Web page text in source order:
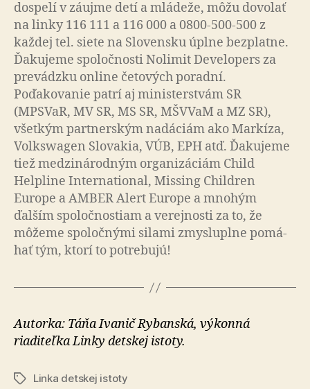
dospelí v záujme detí a mládeže, môžu dovolať
na linky 116 111 a 116 000 a 0800-500-500 z
každej tel. siete na Slovensku úplne bezplatne.
Ďakujeme spo­loč­nos­ti Nolimit Developers za
prevádzku online četových poradní.
Poďakovanie patrí aj ministerstvám SR
(MPSVaR, MV SR, MS SR, MŠVVaM a MZ SR),
všetkým partnerským nadáciám ako Markíza,
Volkswagen Slovakia, VÚB, EPH atď. Ďakujeme
tiež medzinárodným organizáciám Child
Helpline International, Missing Children
Europe a AMBER Alert Europe a mnohým
ďalším spoločnostiam a ve­rej­nos­ti za to, že
môžeme spoločnými silami zmysluplne po­má­
hať tým, ktorí to potrebujú!
Autorka: Táňa Ivanič Rybanská, výkonná
riaditeľka Linky detskej istoty.
ZnačkyLinka detskej istoty